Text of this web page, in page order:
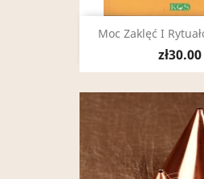
Moc Zaklęć I
zł30.00